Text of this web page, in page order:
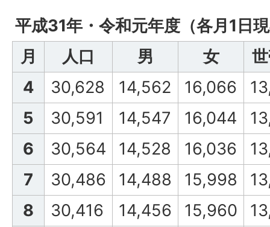
平成31年・令和元年度（各月1日
月
人口 男 女
4
30,628 14,562 16,066
5
30,591 14,547 16,044
6
30,564 14,528 16,036
7
30,486 14,488 15,998
8
30,416 14,456 15,960